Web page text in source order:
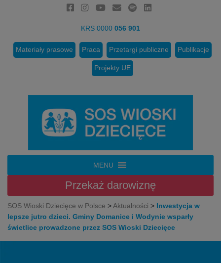
KRS 0000 056 901
Materiały prasowe Praca Przetargi publiczne Publikacje
Projekty UE
MENU
Przekaż darowiznę
SOS Wioski Dziecięce w Polsce >Aktualności > Inwestycja w
lepsze jutro dzieci. Gminy Domanice i Wodynie wsparły
świetlice prowadzone przez SOS Wioski Dziecięce